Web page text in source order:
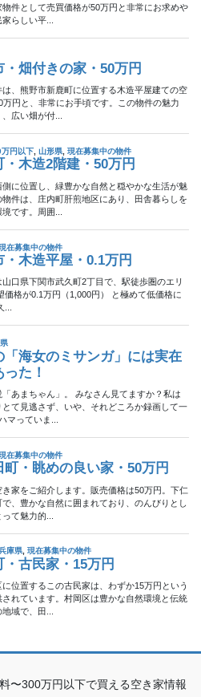
〜300万円以下で買える空き家情報